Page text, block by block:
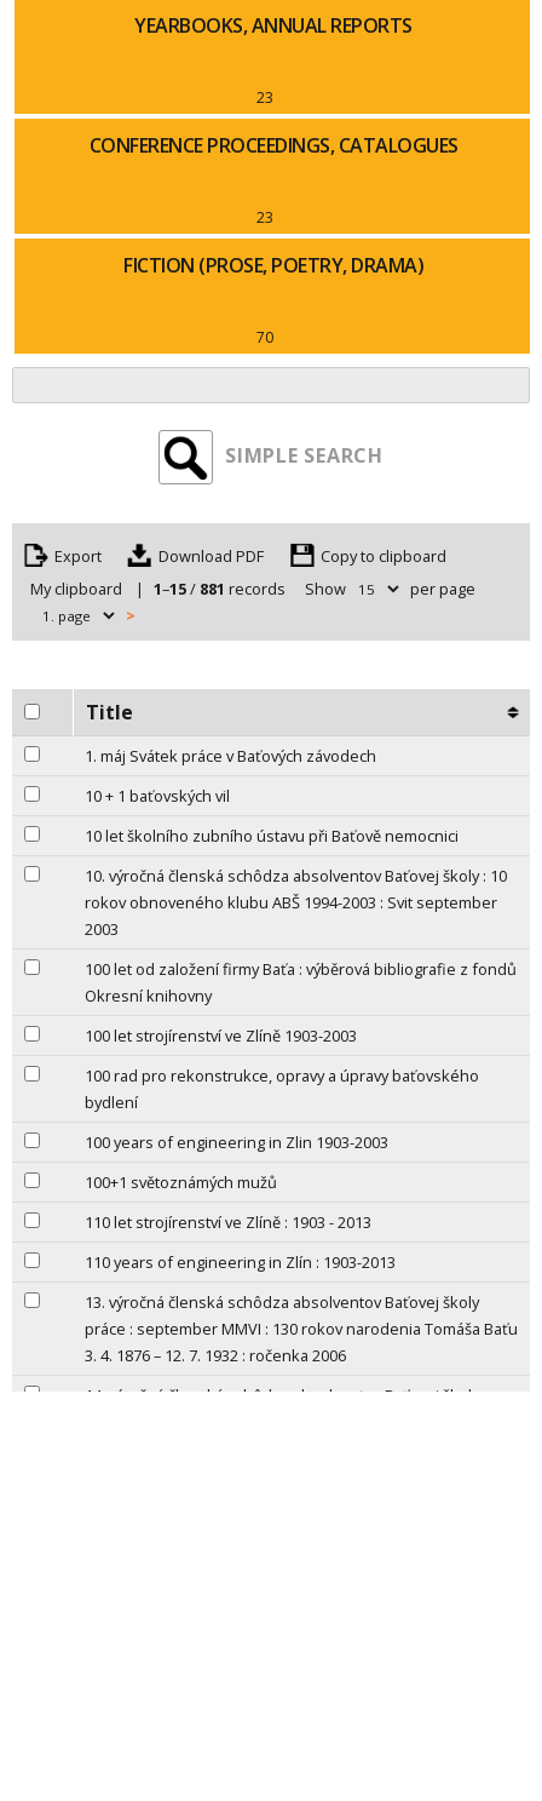
YEARBOOKS, ANNUAL REPORTS
23
CONFERENCE PROCEEDINGS, CATALOGUES
23
FICTION (PROSE, POETRY, DRAMA)
70
SIMPLE SEARCH
Export
Copy to clipboard
My clipboard
| 1–15/ 881 records Show
per page
>
Title
1. máj Svátek práce v Baťových závodech
10 + 1 baťovských vil
10 let školního zubního ústavu při Baťově nemocnici
10. výročná členská schôdza absolventov Baťovej školy : 10
rokov obnoveného klubu ABŠ 1994-2003 : Svit september
2003
100 let od založení firmy Baťa : výběrová bibliografie z fondů
Okresní knihovny
100 let strojírenství ve Zlíně 1903-2003
100 rad pro rekonstrukce, opravy a úpravy baťovského
bydlení
100 years of engineering in Zlin 1903-2003
100+1 světoznámých mužů
110 let strojírenství ve Zlíně : 1903 - 2013
110 years of engineering in Zlín : 1903-2013
13. výročná členská schôdza absolventov Baťovej školy
práce : september MMVI : 130 rokov narodenia Tomáša Baťu
3. 4. 1876 – 12. 7. 1932 : ročenka 2006
14. výročná členská schôdza absolventov Baťovej školy